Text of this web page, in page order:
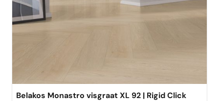
Belakos Monastro visgraat XL 92 | Rigid Click